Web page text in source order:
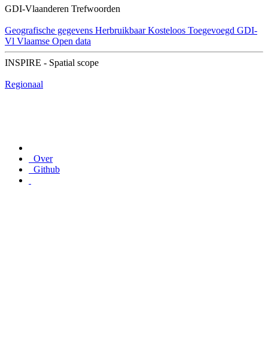
GDI-Vlaanderen Trefwoorden
Geografische gegevens Herbruikbaar Kosteloos Toegevoegd GDI-
Vl Vlaamse Open data
INSPIRE - Spatial scope
Regionaal
Over
Github